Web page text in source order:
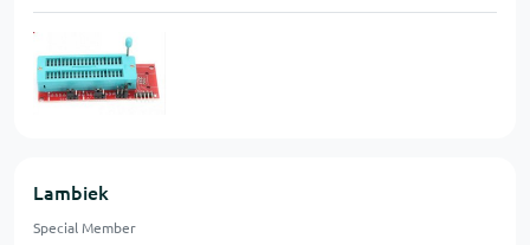
Lambiek
Special Member